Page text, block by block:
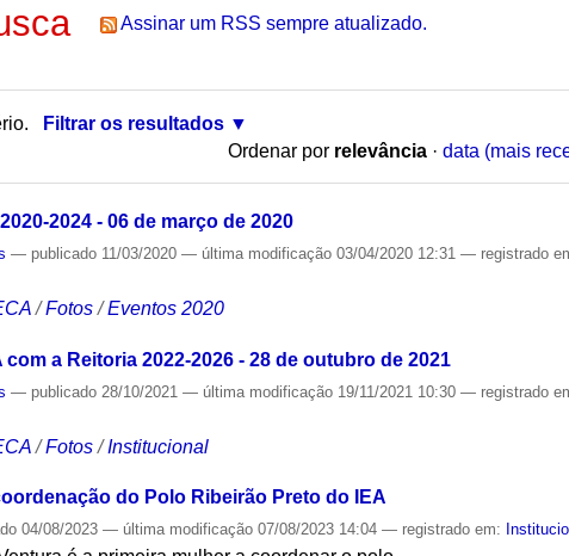
Assinar um RSS sempre atualizado.
Filtrar os resultados
Ordenar por relevância · data (mais
2024 - 06 de março de 2020
— publicado 11/03/2020— última modificação 03/04/2020 12:31— registrado
/Fotos /Eventos 2020
a Reitoria 2022-2026 - 28 de outubro de 2021
— publicado 28/10/2021— última modificação 19/11/2021 10:30— registrado
/Fotos /Institucional
do Polo Ribeirão Preto do IEA
04/08/2023— última modificação 07/08/2023 14:04— registrado em: